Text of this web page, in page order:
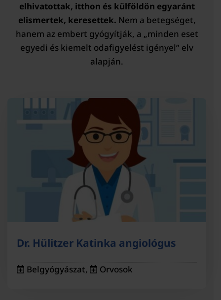
elhivatottak, itthon és külföldön egyaránt
elismertek, keresettek. Nem a betegséget,
hanem az embert gyógyítják, a „minden eset
egyedi és kiemelt odafigyelést igényel” elv
alapján.
Dr. Hülitzer Katinka angiológus
Belgyógyászat, Orvosok